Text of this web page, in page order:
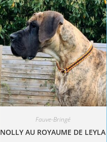
Fauve-Bringé
NOLLY AU ROYAUME DE LEYLA